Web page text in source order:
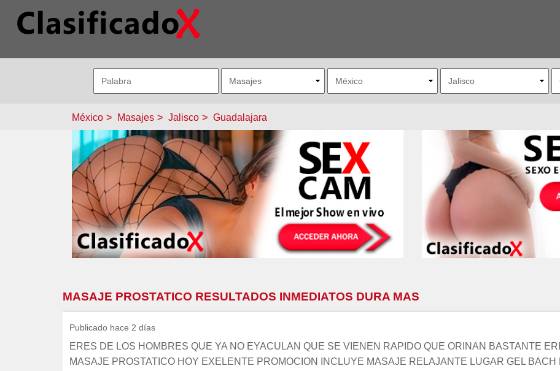
México Masajes Jalisco Guadalajara
MASAJE PROSTATICO RESULTADOS INMEDIATOS DURA MAS
Publicado hace 2 días
ERES DE LOS HOMBRES QUE YA NO EYACULAN QUE SE VIENEN RAPIDO QUE ORINAN BASTANTE
MASAJE PROSTATICO HOY EXELENTE PROMOCION INCLUYE MASAJE RELAJANTE LUGAR GEL